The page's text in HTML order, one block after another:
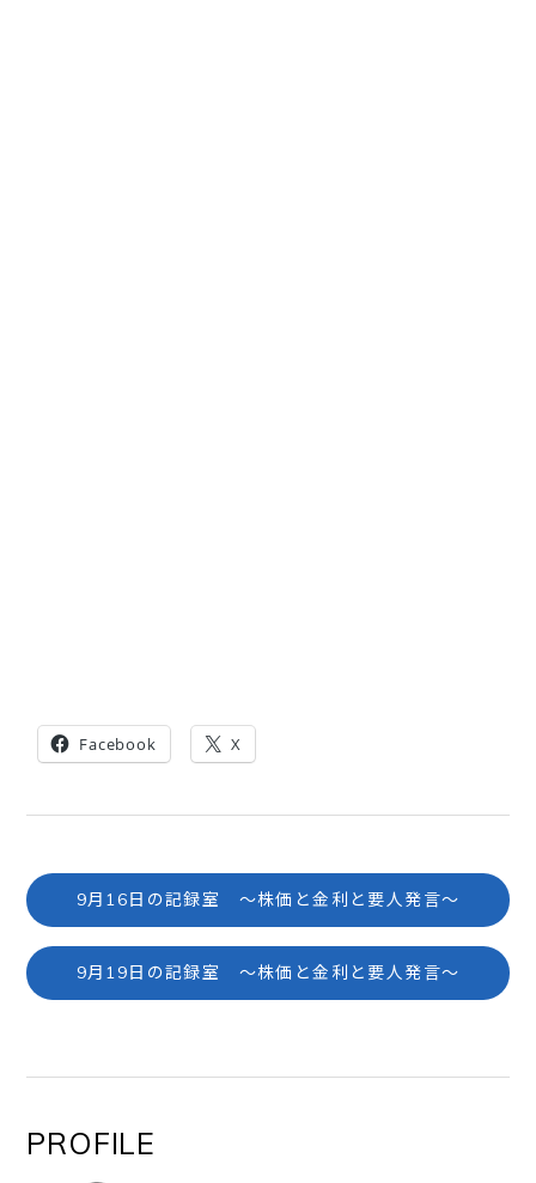
Facebook X
9月16日の記録室 ～株価と金利と要人発言～
9月19日の記録室 ～株価と金利と要人発言～
PROFILE